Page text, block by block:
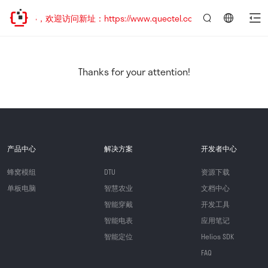
已迁移，欢迎访问新址：https://www.quectel.com.cn
Thanks for your attention!
产品中心
蜂窝模组
单板电脑
解决方案
DTU
智慧农业
智能穿戴
智能电表
智能定位
开发者中心
资源下载
文档中心
开发工具
应用笔记
Helios SDK
FAQ